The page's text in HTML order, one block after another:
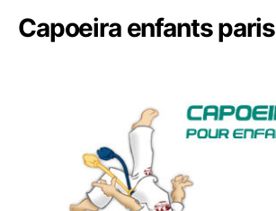
Capoeira enfants paris